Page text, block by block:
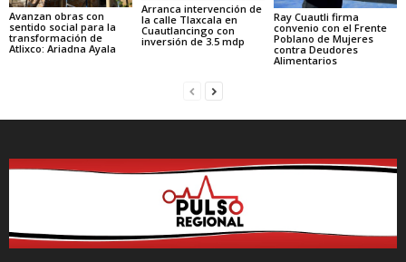
Avanzan obras con
sentido social para la
transformación de
Atlixco: Ariadna Ayala
Arranca intervención de
la calle Tlaxcala en
Cuautlancingo con
inversión de 3.5 mdp
Ray Cuautli firma
convenio con el Frente
Poblano de Mujeres
contra Deudores
Alimentarios